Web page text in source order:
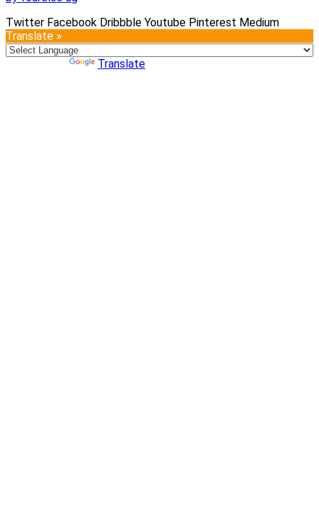
Twitter Facebook Dribbble Youtube Pinterest Medium
Translate »
Translate